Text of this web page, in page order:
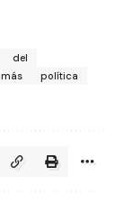
del
más
política